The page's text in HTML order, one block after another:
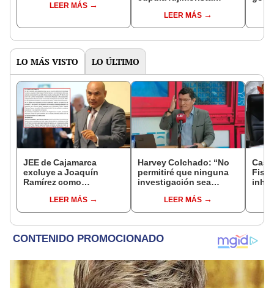
LEER MÁS
del SenadoLEER MÁS
LO MÁS VISTO LO ÚLTIMO
JEE de Cajamarca
excluye a Joaquín
Ramírez como
regional por ocultar
sentencia
LEER MÁS
Harvey Colchado: “No
permitiré que ninguna
investigación sea
política”LEER MÁS